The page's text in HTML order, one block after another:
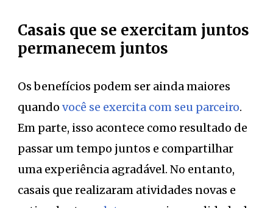
Casais que se exercitam juntos
permanecem juntos
Os benefícios podem ser ainda maiores
quando você se exercita com seu parceiro.
Em parte, isso acontece como resultado de
passar um tempo juntos e compartilhar
uma experiência agradável. No entanto,
casais que realizaram atividades novas e